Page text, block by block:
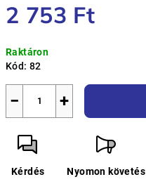
2 753 Ft
Raktáron
Kód: 82
+
−
Kérdés Nyomon követés